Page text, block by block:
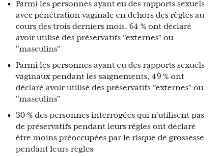
Parmi les personnes ayant eu des rapports sexuels
avec pénétration vaginale en dehors des règles au
cours des trois derniers mois, 64 % ont déclaré
avoir utilisé des préservatifs "externes" ou
"masculins"
Parmi les personnes ayant eu des rapports sexuels
vaginaux pendant les saignements, 49 % ont
déclaré avoir utilisé des préservatifs "externes" ou
"masculins"
30 % des personnes interrogées qui n'utilisent pas
de préservatifs pendant leurs règles ont déclaré
être moins préoccupées par le risque de grossesse
pendant leurs règles